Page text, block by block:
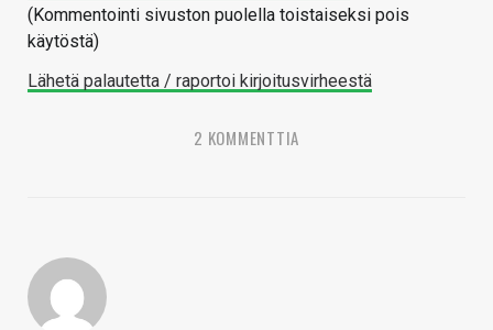
(Kommentointi sivuston puolella toistaiseksi pois
käytöstä)
Lähetä palautetta / raportoi kirjoitusvirheestä
2 KOMMENTTIA